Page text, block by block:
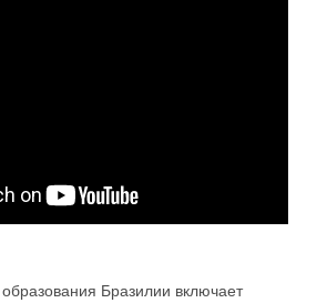
Бразилии включает